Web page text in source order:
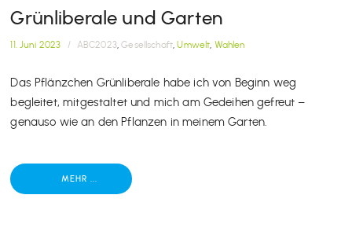
Grünliberale und Garten
11. Juni 2023 / ABC2023,Gesellschaft ,Umwelt Wahlen
Das Pflänzchen Grünliberale habe ich von Beginn weg
begleitet, mitgestaltet und mich am Gedeihen gefreut –
genauso wie an den Pflanzen in meinem Garten.
MEHR ...